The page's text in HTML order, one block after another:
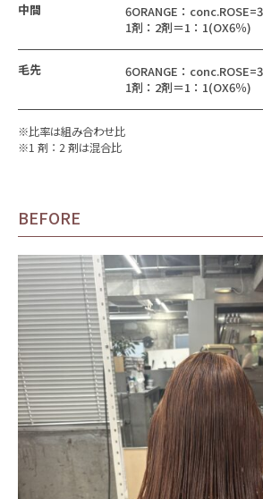
中間
6ORANGE：
1剤：2剤＝1：1(OX6％)
毛先
6ORANGE：
1剤：2剤＝1：1(OX6％)
※比率は組み合わせ比
※1 剤：2 剤は混合比
BEFORE